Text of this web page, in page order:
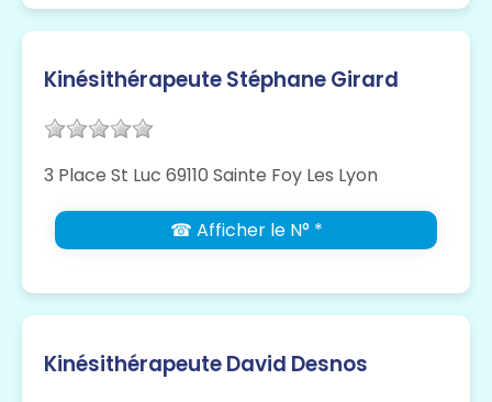
Kinésithérapeute Stéphane Girard
3 Place St Luc 69110 Sainte Foy Les Lyon
☎ Afficher le N° *
Kinésithérapeute David Desnos